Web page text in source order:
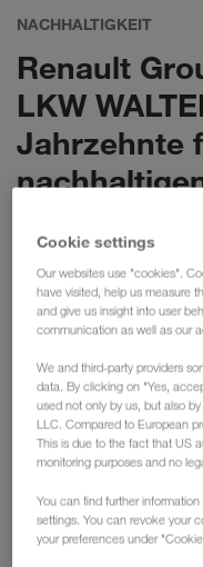
NACHHALTIGKEIT
Renault
LKW
Jahrzehnte
Renault Group und
jährige Jubiläum
Zusammenarbeit.
mit dem
Transportlösungen
später zählt sie als
Umweltschutzes:
dadurch bereits
Die Partnerschaft
Cookie settings
Our websites use "cookies".
have visited, help us measure
and give us insight into user
communication as well as our
We and third-party providers
data. By clicking on "Yes,
used not only by us, but also
LLC. Compared to European
This is due to the fact that US
monitoring purposes and no
You can find further information
settings. You can revoke your
your preferences under